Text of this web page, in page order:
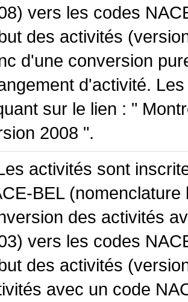
vers les codes
des activités
d'une conversion
d'activité.
sur le lien : "
2008 ".
activités sont
BEL
des activités
vers les codes
des activités
avec un code